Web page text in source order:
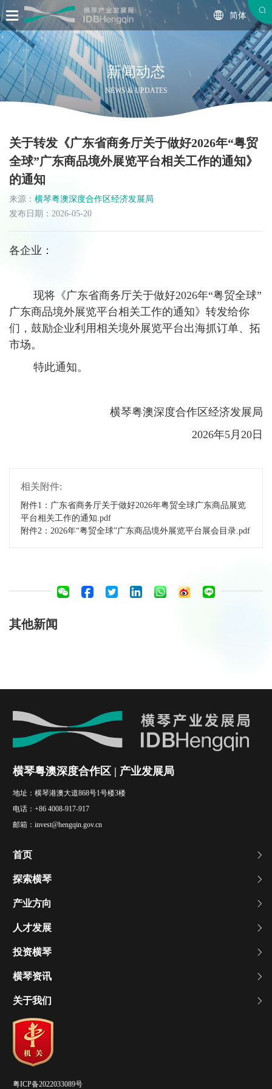
简体
新闻动态
NEWS & UPDATES
关于转发《广东省商务厅关于做好2026年“粤贸
全球”广东商品境外展览平台相关工作的通知》
的通知
来源： 横琴粤澳深度合作区经济发展局
发布日期：2026-05-20
各企业：
现将《广东省商务厅关于做好2026年“粤贸全球”
广东商品境外展览平台相关工作的通知》转发给你
们，鼓励企业利用相关境外展览平台出海抓订单、拓
市场。
特此通知。
横琴粤澳深度合作区经济发展局
2026年5月20日
相关附件:
附件1：广东省商务厅关于做好2026年粤贸全球广东商品展览
平台相关工作的通知.pdf
附件2：2026年“粤贸全球”广东商品境外展览平台展会目录.pdf
其他新闻
横琴粤澳深度合作区 | 产业发展局
地址： 横琴港澳大道868号1号楼3楼
电话： +86 4008-917-917
邮箱： invest@hengqin.gov.cn
首页
探索横琴
产业方向
人才发展
投资横琴
横琴资讯
关于我们
粤ICP备2022033089号